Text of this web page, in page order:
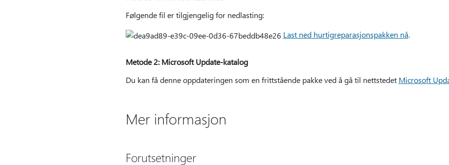
Følgende fil er tilgjengelig for nedlasting:
Last ned hurtigreparasjonspakken nå.
Metode 2: Microsoft Update-katalog
Du kan få denne oppdateringen som en frittstående pakke ved å gå til nettstedet Microsoft
Mer informasjon
Forutsetninger